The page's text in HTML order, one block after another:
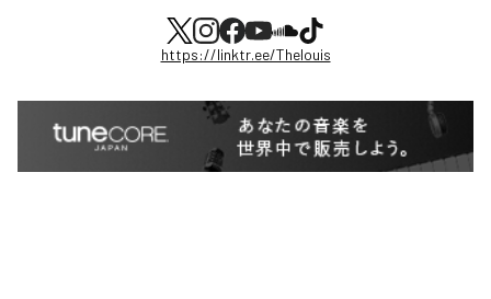
https://linktr.ee/Thelouis